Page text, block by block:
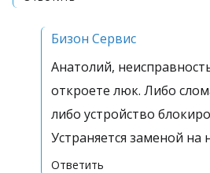
Бизон Сервис
Анатолий,
откроете люк. Либо
либо устройство
Устраняется заменой на
Ответить